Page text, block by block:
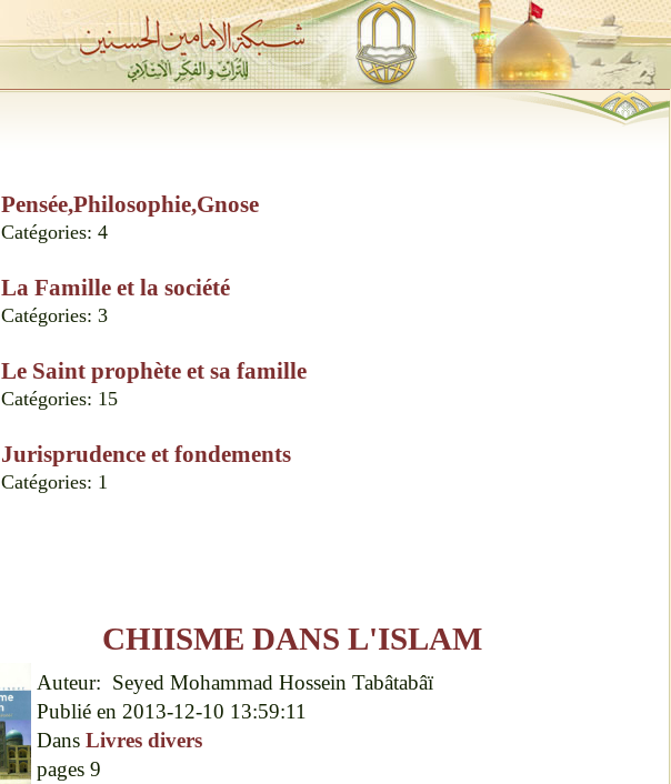
Pensée,Philosophie,Gnose
Catégories: 4
La Famille et la société
Catégories: 3
Le Saint prophète et sa famille
Catégories: 15
Jurisprudence et fondements
Catégories: 1
CHIISME DANS L'ISLAM
Auteur: Seyed Mohammad Hossein Tabâtabâï
Publié en 2013-12-10 13:59:11
Dans Livres divers
pages 9